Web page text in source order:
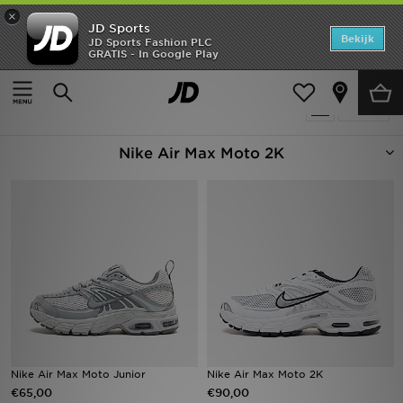
×
JD Sports
JD Sports Fashion PLC
GRATIS - In Google Play
Bekijk
Thuis
Nike Air Max Moto 2K
Producten 14
Nike Air Max Moto 2K
Nike Air Max Moto Junior
€65,00
Nike Air Max Moto 2K
€90,00
Home
Offers
Voetbal